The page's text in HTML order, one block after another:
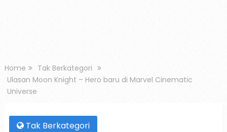
Home
Tak Berkategori
Ulasan Moon Knight – Hero baru di Marvel Cinematic
Universe
Tak Berkategori